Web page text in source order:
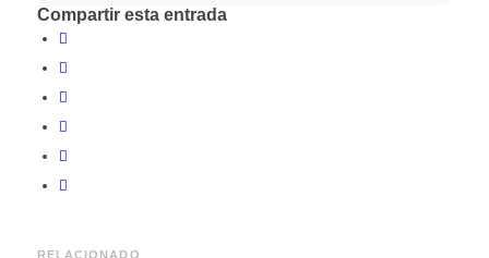
Compartir esta entrada
RELACIONADO